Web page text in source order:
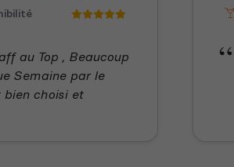
au Top , Beaucoup
Semaine par le
bien choisi et